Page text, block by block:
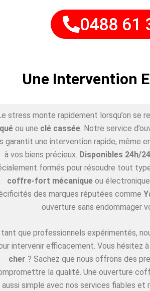
0488 61
Une Intervention
stress monte rapidement lorsqu’on se
ou une clé cassée. Notre service
garantit une intervention rapide, même
à vos biens précieux. Disponibles 24h/24
formés pour résoudre tout type
coffre-fort mécanique ou
des marques réputées comme
ouverture sans endommager
tant que professionnels expérimentés,
intervenir efficacement. Vous hésitez
cher ? Sachez que nous offrons des
la qualité. Une ouverture
simple avec nos services fiables et